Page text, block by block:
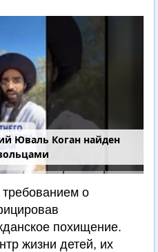
Юваль Коган найден
о
похищение.
жизни детей, их